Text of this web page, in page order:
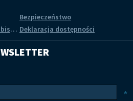
Bezpieczeństwo
Wypożyczalnie sprzętu na łabiszyńskiej wyspie Deklaracja dostępności
*